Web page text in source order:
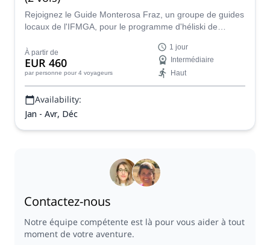
Rejoignez le Guide Monterosa Fraz, un groupe de guides
locaux de l'IFMGA, pour le programme d'héliski de
aventure unique sous la direction des plus
professionnels.
À partir de
EUR 460
par personne pour 4 voyageurs
1 jour
Intermédiaire
Haut
Availability:
Jan - Avr, Déc
Contactez-nous
Notre équipe compétente est là pour vous aider à tout
moment de votre aventure.